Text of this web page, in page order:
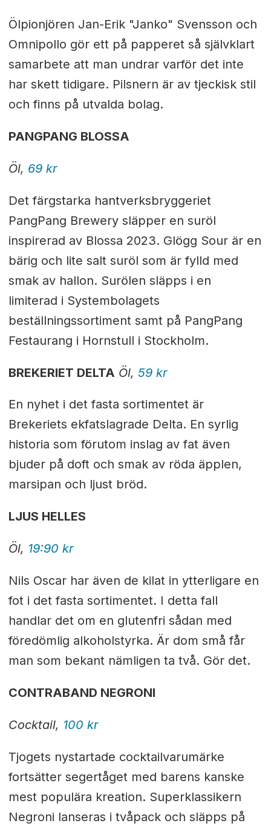
Ölpionjören Jan-Erik "Janko" Svensson och
Omnipollo gör ett på papperet så självklart
samarbete att man undrar varför det inte
har skett tidigare. Pilsnern är av tjeckisk stil
och finns på utvalda bolag.
PANGPANG BLOSSA
Öl, 69 kr
Det färgstarka hantverksbryggeriet
PangPang Brewery släpper en suröl
inspirerad av Blossa 2023. Glögg Sour är en
bärig och lite salt suröl som är fylld med
smak av hallon. Surölen släpps i en
limiterad i Systembolagets
beställningssortiment samt på PangPang
Festaurang i Hornstull i Stockholm.
BREKERIET DELTA Öl, 59 kr
En nyhet i det fasta sortimentet är
Brekeriets ekfatslagrade Delta. En syrlig
historia som förutom inslag av fat även
bjuder på doft och smak av röda äpplen,
marsipan och ljust bröd.
LJUS HELLES
Öl, 19:90 kr
Nils Oscar har även de kilat in ytterligare en
fot i det fasta sortimentet. I detta fall
handlar det om en glutenfri sådan med
föredömlig alkoholstyrka. Är dom små får
man som bekant nämligen ta två. Gör det.
CONTRABAND NEGRONI
Cocktail, 100 kr
Tjogets nystartade cocktailvarumärke
fortsätter segertåget med barens kanske
mest populära kreation. Superklassikern
Negroni lanseras i tvåpack och släpps på